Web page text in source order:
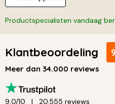
Productspecialisten vandaag
Klantbeoordeling
Meer dan 34.000 reviews
9,0/10 20.555 reviews